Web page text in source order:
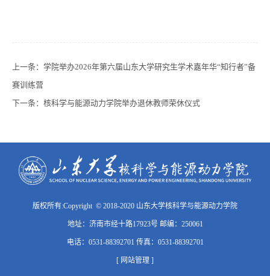
上一条： 学院举办2026年第六届山东大学研究生学术嘉年华“知行者”备
赛训练营
下一条： 核科学与能源动力学院举办退休教师荣休仪式
版权所有:Copyright © 2018-2020 山东大学核科学与能源动力学院
地址：济南市经十路17923号 邮编：250061
电话：0531-88392701 传真：0531-88392701
[ 网站管理 ]